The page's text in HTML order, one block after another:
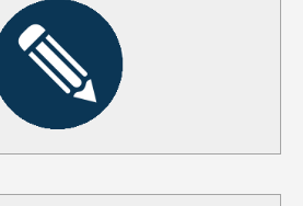
SCHEDA TECNICA
SCARICA